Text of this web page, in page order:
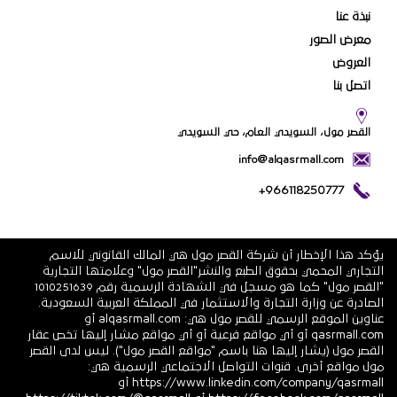
نبذة عنا
معرض الصور
العروض
اتصل بنا
القصر مول، السويدي العام، حي السويدي
info@alqasrmall.com
+966118250777
يؤكد هذا الإخطار أن شركة القصر مول هي المالك القانوني للاسم
التجاري المحمي بحقوق الطبع والنشر"القصر مول" وعلامتها التجارية
"القصر مول" كما هو مسجل في الشهادة الرسمية رقم 1010251639
الصادرة عن وزارة التجارة والاستثمار في المملكة العربية السعودية.
عناوين الموقع الرسمي للقصر مول هي: alqasrmall.com أو
qasrmall.com أو أي مواقع فرعية أو أي مواقع مشار إليها تخص عقار
القصر مول (يشار إليها هنا باسم "مواقع القصر مول"). ليس لدى القصر
مول مواقع أخرى. قنوات التواصل الاجتماعي الرسمية هي:
https://www.linkedin.com/company/qasrmall أو